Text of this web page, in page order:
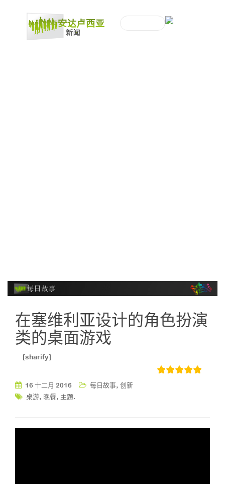
在塞维利亚设计的角色扮演
类的桌面游戏
[sharify]
16 十二月 2016 每日故事, 创新
桌游, 晚餐, 主题.